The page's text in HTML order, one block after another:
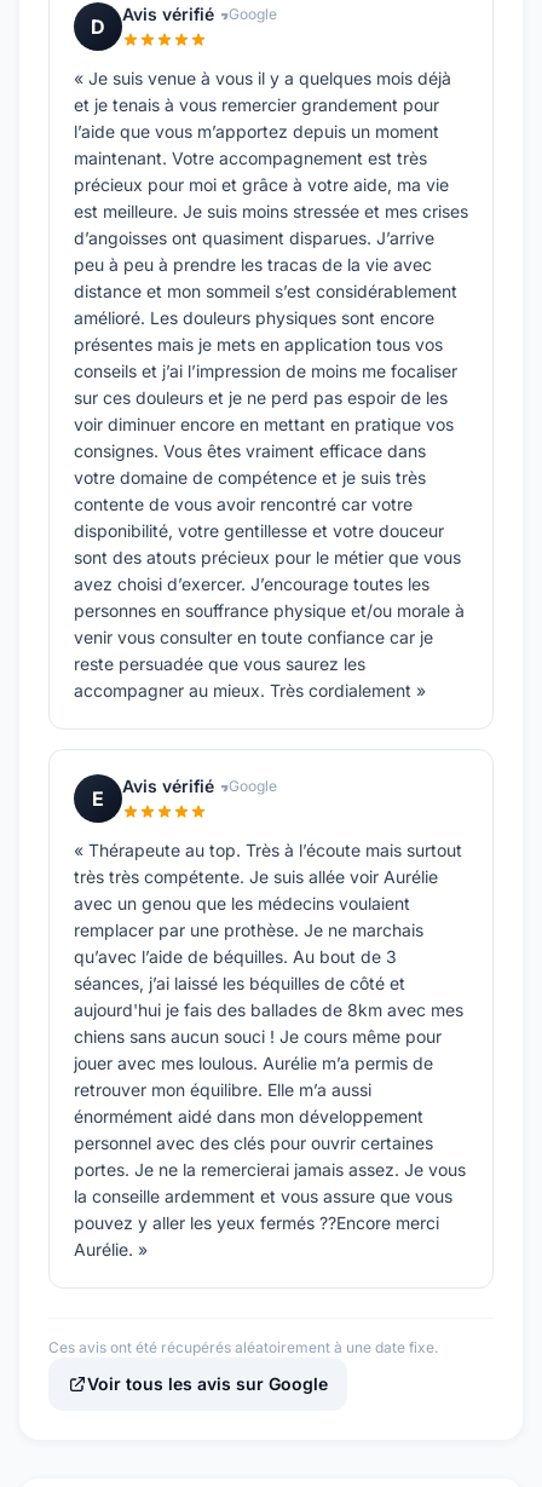
D
Avis vérifié Google
« Je suis venue à vous il y a quelques mois déjà
et je tenais à vous remercier grandement pour
l’aide que vous m’apportez depuis un moment
maintenant. Votre accompagnement est très
précieux pour moi et grâce à votre aide, ma vie
est meilleure. Je suis moins stressée et mes crises
d’angoisses ont quasiment disparues. J’arrive
peu à peu à prendre les tracas de la vie avec
distance et mon sommeil s’est considérablement
amélioré. Les douleurs physiques sont encore
présentes mais je mets en application tous vos
conseils et j’ai l’impression de moins me focaliser
sur ces douleurs et je ne perd pas espoir de les
voir diminuer encore en mettant en pratique vos
consignes. Vous êtes vraiment efficace dans
votre domaine de compétence et je suis très
contente de vous avoir rencontré car votre
disponibilité, votre gentillesse et votre douceur
sont des atouts précieux pour le métier que vous
avez choisi d’exercer. J’encourage toutes les
personnes en souffrance physique et/ou morale à
venir vous consulter en toute confiance car je
reste persuadée que vous saurez les
accompagner au mieux. Très cordialement »
E
Avis vérifié Google
« Thérapeute au top. Très à l’écoute mais surtout
très très compétente. Je suis allée voir Aurélie
avec un genou que les médecins voulaient
remplacer par une prothèse. Je ne marchais
qu’avec l’aide de béquilles. Au bout de 3
séances, j’ai laissé les béquilles de côté et
aujourd'hui je fais des ballades de 8km avec mes
chiens sans aucun souci ! Je cours même pour
jouer avec mes loulous. Aurélie m’a permis de
retrouver mon équilibre. Elle m’a aussi
énormément aidé dans mon développement
personnel avec des clés pour ouvrir certaines
portes. Je ne la remercierai jamais assez. Je vous
la conseille ardemment et vous assure que vous
pouvez y aller les yeux fermés ??Encore merci
Aurélie. »
Ces avis ont été récupérés aléatoirement à une date fixe.
Voir tous les avis sur Google